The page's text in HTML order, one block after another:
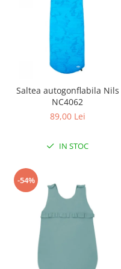
Triciclete copii si adulti
Trotinete copii si adulti
Biciclete fara pedale
Masinute fara pedale
Role copii si adulti
Masinute si motociclete
Skateboard
Scaune de biciclete copii
Baita, Igiena, Siguranta
Lenjerie mamici
Saltea autogonflabila Nils
NC4062
89,00 Lei
IN STOC
-54%